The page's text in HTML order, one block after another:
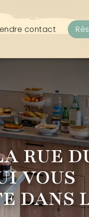
contact
RUE
VOUS
DANS